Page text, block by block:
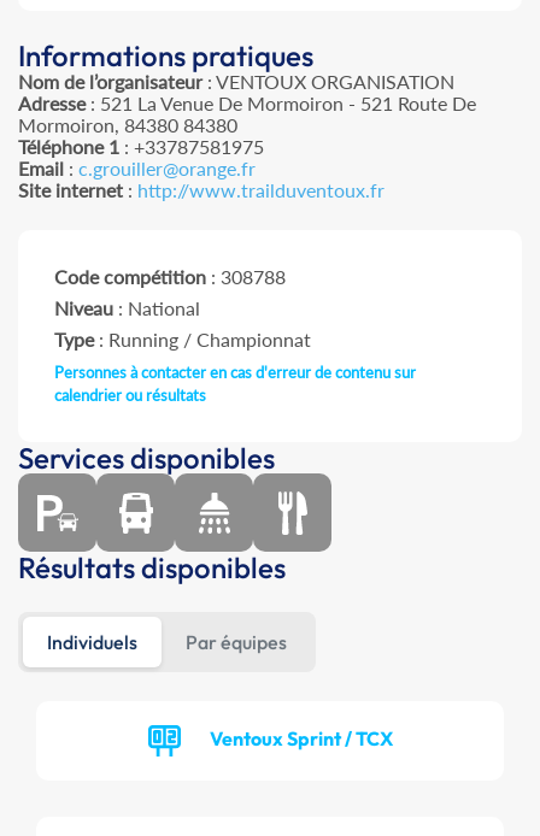
Informations pratiques
Nom de l’organisateur: VENTOUX ORGANISATION
Adresse: 521 La Venue De Mormoiron - 521 Route De
Mormoiron, 84380 84380
Téléphone 1 : +33787581975
Email : c.grouiller@orange.fr
Site internet : http://www.trailduventoux.fr
Code compétition : 308788
Niveau : National
Type: Running / Championnat
Personnes à contacter en cas d'erreur de contenu sur
calendrier ou résultats
Services disponibles
Résultats disponibles
Individuels Par équipes
Ventoux Sprint / TCX